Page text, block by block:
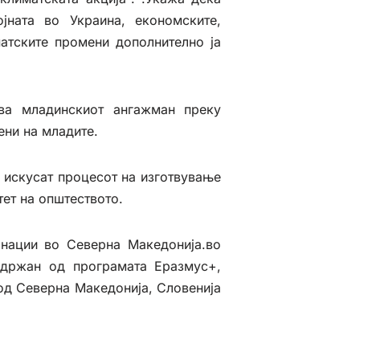
во Украина, економските,
промени дополнително ја
младинскиот ангажман преку
на младите.
процесот на изготвување
на општеството.
во Северна Македонија.во
од програмата Еразмус+,
Северна Македонија, Словенија